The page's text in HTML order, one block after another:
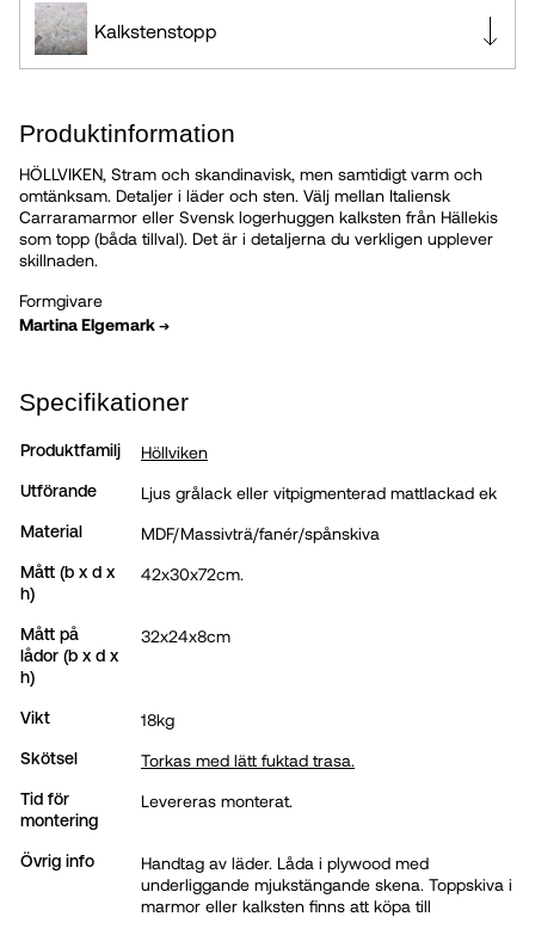
Kalkstenstopp
Ljus Grålack
Marmortopp
Produktinformation
HÖLLVIKEN, Stram och skandinavisk, men samtidigt varm och
omtänksam. Detaljer i läder och sten. Välj mellan Italiensk
Carraramarmor eller Svensk logerhuggen kalksten från Hällekis
som topp (båda tillval). Det är i detaljerna du verkligen upplever
skillnaden.
Formgivare
Martina Elgemark ➔
Specifikationer
Produktfamilj Höllviken
Utförande Ljus grålack eller vitpigmenterad mattlackad ek
Material MDF/Massivträ/fanér/spånskiva
Mått (b x d x
h)
42x30x72cm.
Mått på
lådor (b x d x
h)
32x24x8cm
Vikt 18kg
Skötsel Torkas med lätt fuktad trasa.
Tid för
montering
Levereras monterat.
Övrig info
Handtag av läder. Låda i plywood med
underliggande mjukstängande skena. Toppskiva i
marmor eller kalksten finns att köpa till